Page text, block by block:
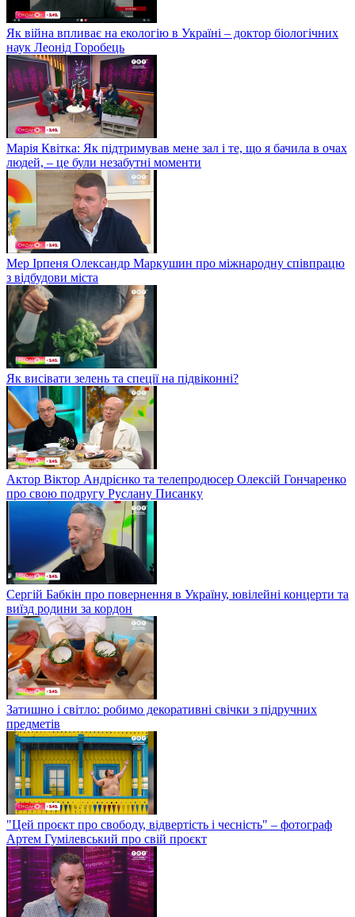
Як війна впливає на екологію в Україні – доктор біологічних
наук Леонід Горобець
Марія Квітка: Як підтримував мене зал і те, що я бачила в очах
людей, – це були незабутні моменти
Мер Ірпеня Олександр Маркушин про міжнародну співпрацю
з відбудови міста
Як висівати зелень та спеції на підвіконні?
Актор Віктор Андрієнко та телепродюсер Олексій Гончаренко
про свою подругу Руслану Писанку
Сергій Бабкін про повернення в Україну, ювілейні концерти та
виїзд родини за кордон
Затишно і світло: робимо декоративні свічки з підручних
предметів
"Цей проєкт про свободу, відвертість і чесність" – фотограф
Артем Гумілевський про свій проєкт